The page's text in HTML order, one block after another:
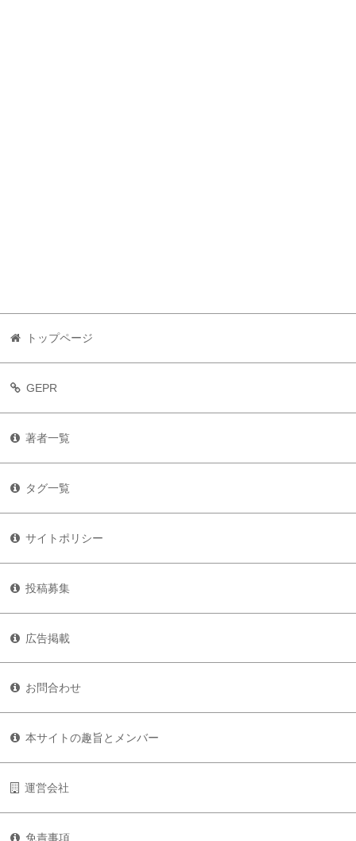
トップページ
GEPR
著者一覧
タグ一覧
サイトポリシー
投稿募集
広告掲載
お問合わせ
本サイトの趣旨とメンバー
運営会社
免責事項